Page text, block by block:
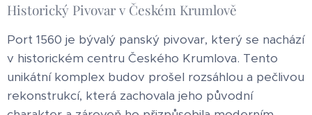
Historický Pivovar v Českém Krumlově
Port 1560 je bývalý panský pivovar, který se nachází
v historickém centru Českého Krumlova. Tento
unikátní komplex budov prošel rozsáhlou a pečlivou
rekonstrukcí, která zachovala jeho původní